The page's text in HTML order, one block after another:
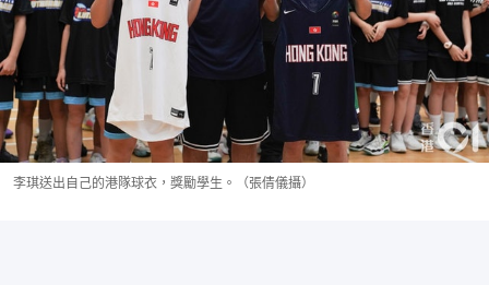
李琪送出自己的港隊球衣，獎勵學生。（張倩儀攝）